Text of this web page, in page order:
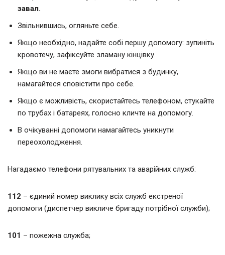
завал.
Звільнившись, огляньте ceбе.
Якщо необхідно, надайте собі першу допомогу: зупиніть
кровотечу, зафіксуйте зламану кінцівку.
Якщо ви не маєте змоги вибратися з будинку,
намагайтеся сповістити про себе.
Якщо є можливість, скористайтесь телефоном, стукайте
по трубах і батареях, голосно кличте на допомогу.
В очікуванні допомоги намагайтесь уникнути
переохолодження.
Нагадаємо телефони рятувальних та аварійних служб:
112 – єдиний номер виклику всіх служб екстреної
допомоги (диспетчер викличе бригаду потрібної служби);
101 – пожежна служба;